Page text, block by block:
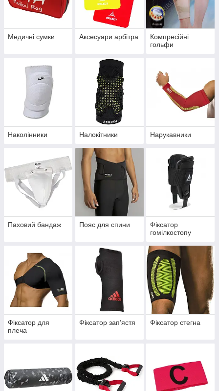
Медичні сумки Аксесуари арбітра
Компресійні
гольфи
Наколінники Налокітники Нарукавники
Паховий бандаж Пояс для спини
Фіксатор
гомілкостопу
Фіксатор для
плеча
Фіксатор запʼястя Фіксатор стегна